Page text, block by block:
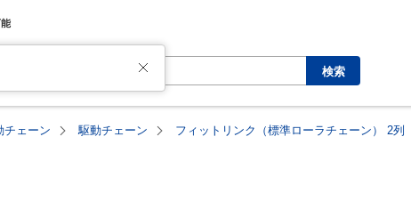
検索
チェーン 駆動チェーン フィットリンク（標準ローラチェーン） 2列